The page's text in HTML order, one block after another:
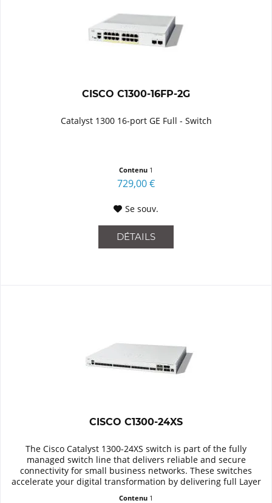
CISCO C1300-16FP-2G
Catalyst 1300 16-port GE Full - Switch
Contenu 1
729,00 €
Se souv.
DÉTAILS
CISCO C1300-24XS
The Cisco Catalyst 1300-24XS switch is part of the fully
managed switch line that delivers reliable and secure
connectivity for small business networks. These switches
accelerate your digital transformation by delivering full Layer
Contenu 1